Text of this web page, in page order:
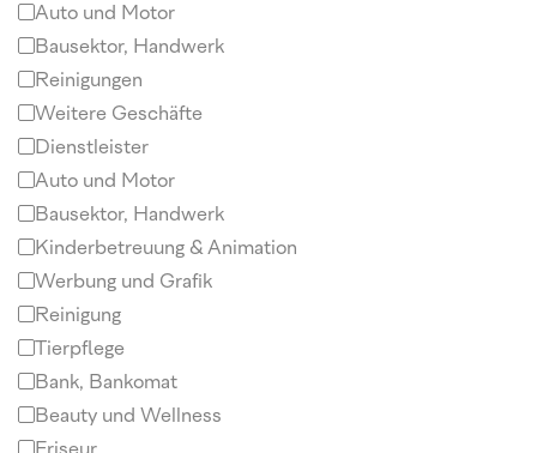
Auto und Motor
Bausektor, Handwerk
Reinigungen
Weitere Geschäfte
Dienstleister
Auto und Motor
Bausektor, Handwerk
Kinderbetreuung & Animation
Werbung und Grafik
Reinigung
Tierpflege
Bank, Bankomat
Beauty und Wellness